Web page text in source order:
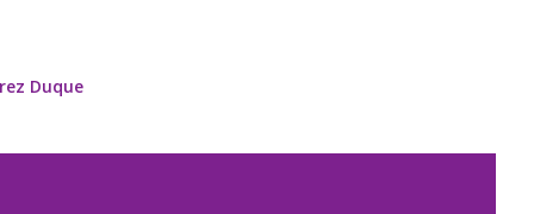
Duque